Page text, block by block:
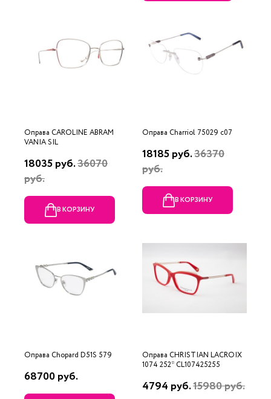
Оправа CAROLINE ABRAM
VANIA SIL
18035 руб.36070
руб.
В КОРЗИНУ
Оправа Charriol 75029 c07
18185 руб.36370
руб.
В КОРЗИНУ
Оправа Chopard D51S 579
68700 руб.
Оправа CHRISTIAN LACROIX
1074 252* CL107425255
4794 руб.15980 руб.